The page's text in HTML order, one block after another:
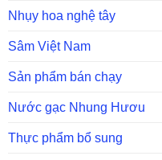
Nhụy hoa nghệ tây
Sâm Việt Nam
Sản phẩm bán chạy
Nước gạc Nhung Hươu
Thực phẩm bổ sung